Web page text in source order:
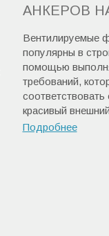
АНКЕРОВ
Вентилируемые
популярны в
помощью
требований,
красивый
Подробнее